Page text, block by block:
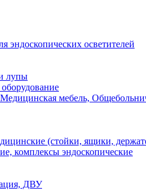
эндоскопических осветителей
лупы
мебель,
(стойки, ящики,
комплексы эндоскопические
ДВУ